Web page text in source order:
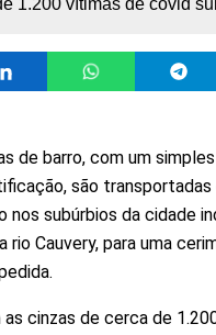
de barro, com um
são transportadas
nos subúrbios da cidade
rio Cauvery, para uma
cinzas de cerca de